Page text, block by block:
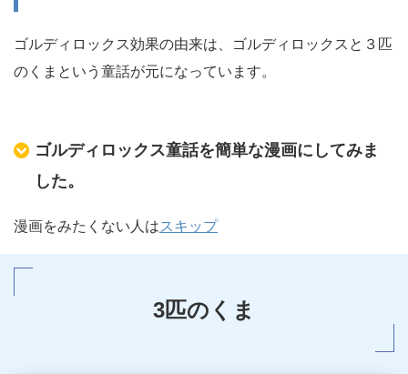
ゴルディロックス効果の由来は、ゴルディロックスと３匹
のくま という童話が元になっています。
ゴルディロックス童話を簡単な漫画にしてみま
した。
漫画をみたくない人はスキップ
3匹のくま